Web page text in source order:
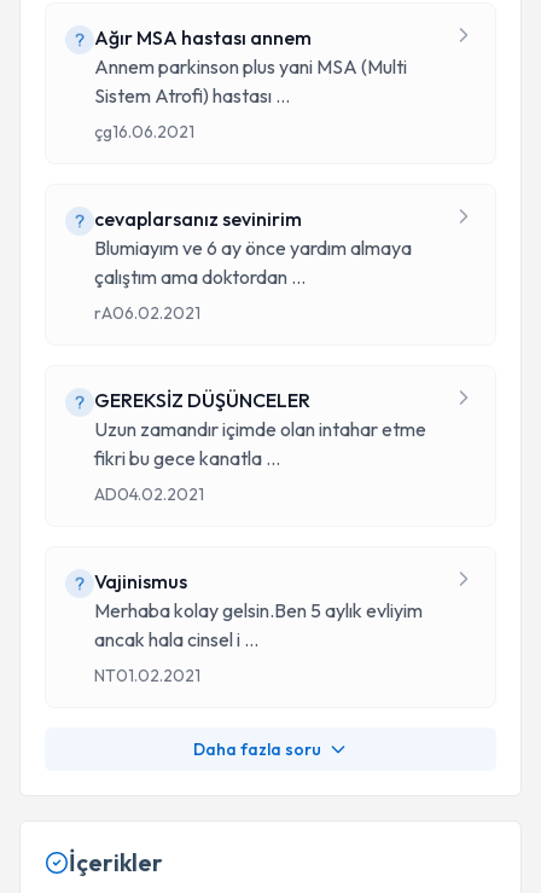
Ağır MSA hastası annem
Annem parkinson plus yani MSA (Multi
Sistem Atrofi) hastası ...
çg16.06.2021
cevaplarsanız sevinirim
Blumiayım ve 6 ay önce yardım almaya
çalıştım ama doktordan ...
rA06.02.2021
GEREKSİZ DÜŞÜNCELER
Uzun zamandır içimde olan intahar etme
fikri bu gece kanatla ...
AD04.02.2021
Vajinismus
Merhaba kolay gelsin.Ben 5 aylık evliyim
ancak hala cinsel i ...
NT01.02.2021
Daha fazla soru
İçerikler